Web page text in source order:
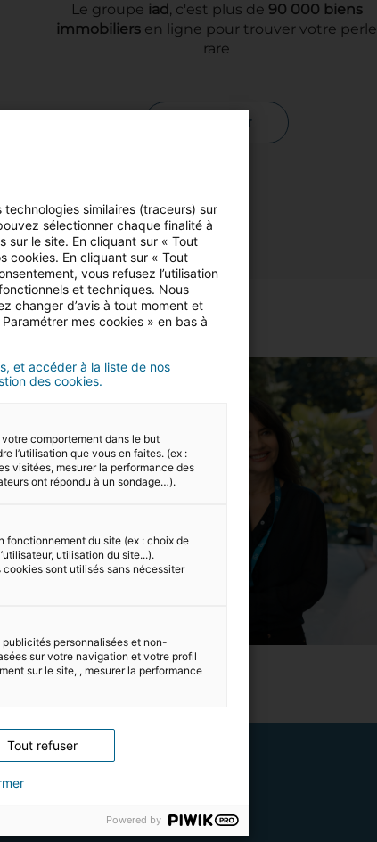
Le groupe iad , c'est plus de 90 000 biens
immobiliers en ligne pour trouver votre perle
rare
Rechercher
similaires (traceurs) sur
sélectionner chaque finalité à
sur le site. En cliquant sur « Tout
cookies. En cliquant sur « Tout
vous refusez l’utilisation
et techniques. Nous
changer d’avis à tout moment et
mes cookies » en bas à
et accéder à la liste de nos
des cookies.
comportement dans le but
l’utilisation que vous en faites. (ex :
visitées, mesurer la performance des
ont répondu à un sondage…).
fonctionnement du site (ex : choix de
utilisation du site...).
sont utilisés sans nécessiter
personnalisées et non-
sur votre navigation et votre profil
sur le site, , mesurer la performance
Tout refuser
Powered by